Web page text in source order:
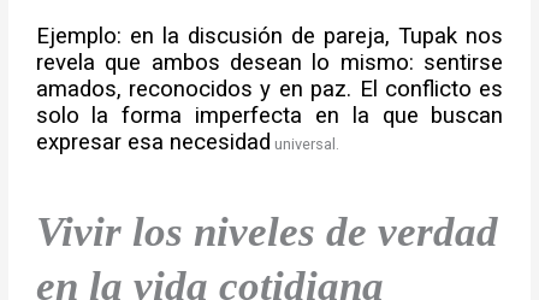
Ejemplo: en la discusión de pareja, Tupak nos
revela que ambos desean lo mismo: sentirse
amados, reconocidos y en paz. El conflicto es
solo la forma imperfecta en la que buscan
expresar esa necesidad universal.
Vivir los niveles de verdad
en la vida cotidiana